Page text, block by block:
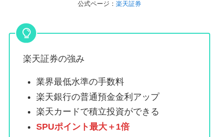
公式ページ： 楽天証券
楽天証券の強み
業界最低水準の手数料
楽天銀行の普通預金金利アップ
楽天カードで積立投資ができる
SPUポイント最大＋1倍